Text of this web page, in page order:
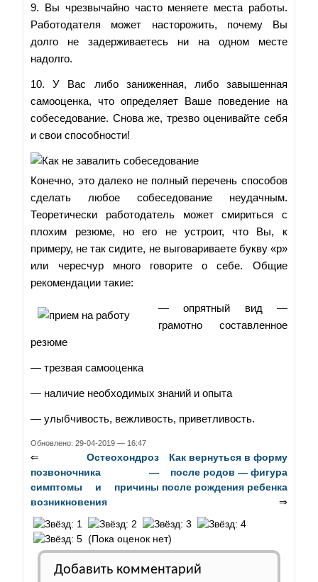
9. Вы чрезвычайно часто меняете места работы.
Работодателя может насторожить, почему Вы
долго не задерживаетесь ни на одном месте
надолго.
10. У Вас либо заниженная, либо завышенная
самооценка, что определяет Ваше поведение на
собеседование. Снова же, трезво оценивайте себя
и свои способности!
Конечно, это далеко не полный перечень способов
сделать любое собеседование неудачным.
Теоретически работодатель может смириться с
плохим резюме, но его не устроит, что Вы, к
примеру, не так сидите, не выговариваете букву «р»
или чересчур много говорите о себе. Общие
рекомендации такие:
— опрятный вид —
грамотно составленное
резюме
— трезвая самооценка
— наличие необходимых знаний и опыта
— улыбчивость, вежливость, приветливость.
Обновлено: 29-04-2019 — 16:47
⇐ Остеохондроз
позвоночника —
симптомы и причины
возникновения
Как вернуться в форму
после родов — фигура
после рождения ребенка
⇒
(Пока оценок нет)
Добавить комментарий